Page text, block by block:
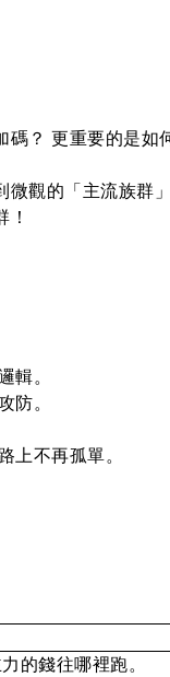
？ 更重要的是如
觀的「主流族群
！
輯。
防。
上不再孤單。
的錢往哪裡跑。